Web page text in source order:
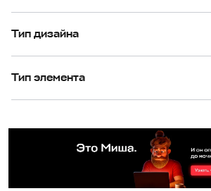
Тип дизайна
Тип элемента